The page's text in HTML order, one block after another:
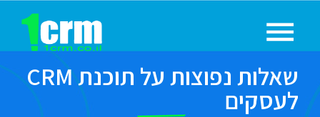
שאלות נפוצות על תוכנת CRM
לעסקים